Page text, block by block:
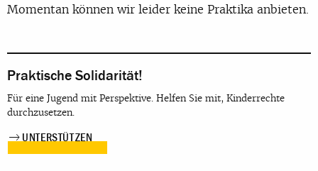
Momentan können wir leider keine Praktika anbieten.
Praktische Solidarität!
Für eine Jugend mit Perspektive. Helfen Sie mit, Kinderrechte
durchzusetzen.
UNTERSTÜTZEN